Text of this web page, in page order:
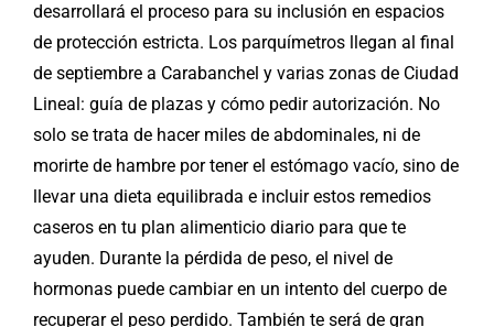
desarrollará el proceso para su inclusión en espacios
de protección estricta. Los parquímetros llegan al final
de septiembre a Carabanchel y varias zonas de Ciudad
Lineal: guía de plazas y cómo pedir autorización. No
solo se trata de hacer miles de abdominales, ni de
morirte de hambre por tener el estómago vacío, sino de
llevar una dieta equilibrada e incluir estos remedios
caseros en tu plan alimenticio diario para que te
ayuden. Durante la pérdida de peso, el nivel de
hormonas puede cambiar en un intento del cuerpo de
recuperar el peso perdido. También te será de gran